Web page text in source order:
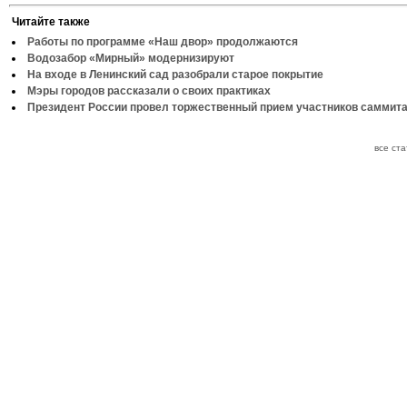
Читайте также
Работы по программе «Наш двор» продолжаются
Водозабор «Мирный» модернизируют
На входе в Ленинский сад разобрали старое покрытие
Мэры городов рассказали о своих практиках
Президент России провел торжественный прием участников саммита
все